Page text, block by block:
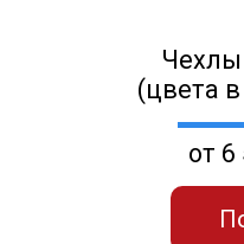
(цвета
от 6